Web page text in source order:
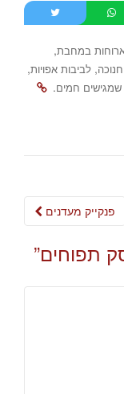
במחבת,
חנוכה, לביבות אפויות,
שמגישים חמים.
Post
פנקייק מעדנים
תפוחים”